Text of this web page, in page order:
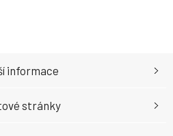
informace
stránky